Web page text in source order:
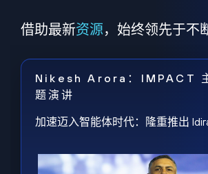
借助最新资源，始终领先于不
Nikesh Arora：IMPACT
题演讲
加速迈入智能体时代：隆重推出